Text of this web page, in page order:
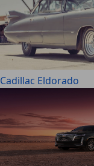
Cadillac Eldorado